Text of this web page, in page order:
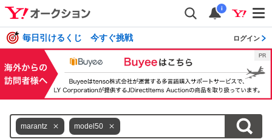
i
毎日引けるくじ 今すぐ挑戦 ログイン
marantz model50